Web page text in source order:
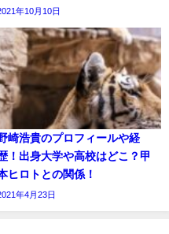
年10月10日
崎浩貴のプロフィールや経
！出身大学や高校はどこ？甲
ヒロトとの関係！
年4月23日